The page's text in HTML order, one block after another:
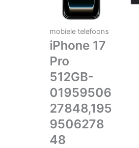
mobiele telefoons
iPhone 17
Pro
512GB-
01959506
27848,195
9506278
48